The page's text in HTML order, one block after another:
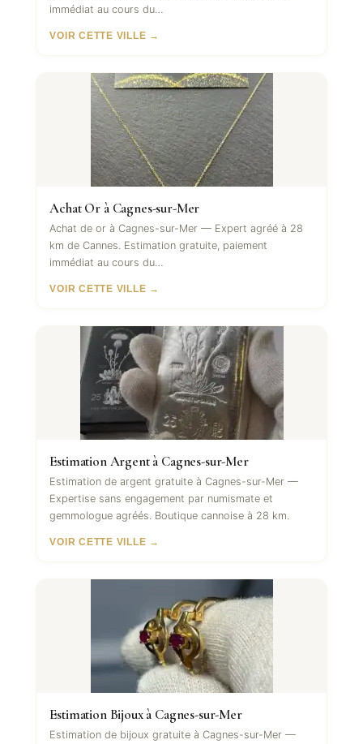
immédiat au cours du…
VOIR CETTE VILLE →
Achat Or à Cagnes-sur-Mer
Achat de or à Cagnes-sur-Mer — Expert agréé à 28
km de Cannes. Estimation gratuite, paiement
immédiat au cours du…
VOIR CETTE VILLE →
Estimation Argent à Cagnes-sur-Mer
Estimation de argent gratuite à Cagnes-sur-Mer —
Expertise sans engagement par numismate et
gemmologue agréés. Boutique cannoise à 28 km.
VOIR CETTE VILLE →
Estimation Bijoux à Cagnes-sur-Mer
Estimation de bijoux gratuite à Cagnes-sur-Mer —